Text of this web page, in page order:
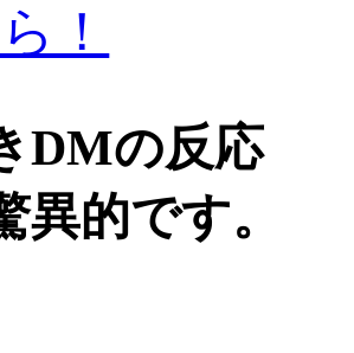
！
DMの反応
異的です。